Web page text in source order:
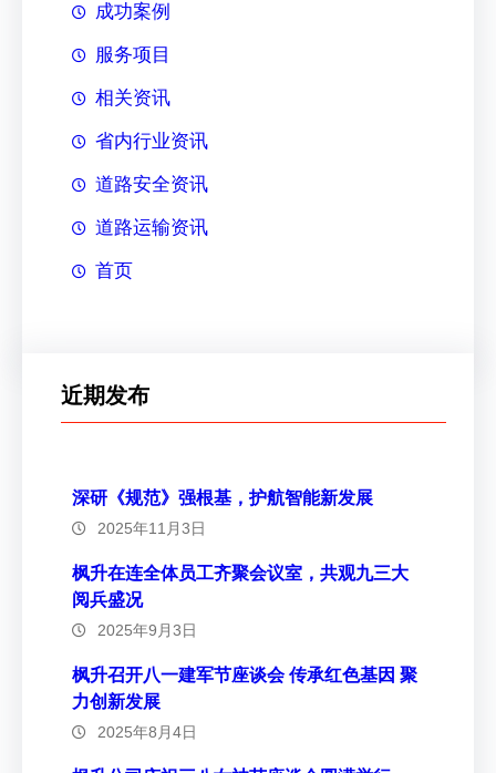
成功案例
服务项目
相关资讯
省内行业资讯
道路安全资讯
道路运输资讯
首页
近期发布
深研《规范》强根基，护航智能新发展
2025年11月3日
枫升在连全体员工齐聚会议室，共观九三大
阅兵盛况
2025年9月3日
枫升召开八一建军节座谈会 传承红色基因 聚
力创新发展
2025年8月4日